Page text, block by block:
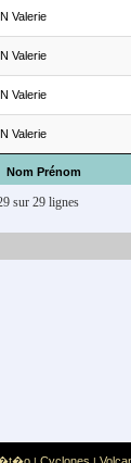
Nom Prénom
Valerie
Valerie
Valerie
Valerie
sur 29 lignes